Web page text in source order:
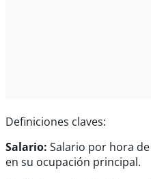
Definiciones claves:
Salario: Salario por hora
en su ocupación principal.